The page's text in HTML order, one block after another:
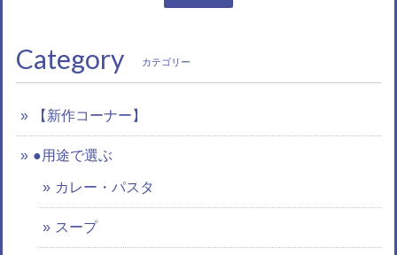
Category カテゴリー
【新作コーナー】
●用途で選ぶ
カレー・パスタ
スープ